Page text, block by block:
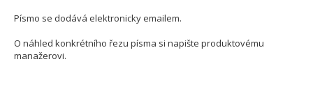
Písmo se dodává elektronicky emailem.
O náhled konkrétního řezu písma si napište produktovému
manažerovi.